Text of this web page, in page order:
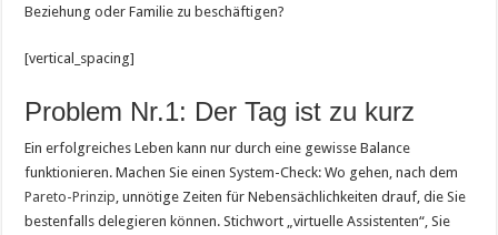
Beziehung oder Familie zu beschäftigen?
[vertical_spacing]
Problem Nr.1: Der Tag ist zu kurz
Ein erfolgreiches Leben kann nur durch eine gewisse Balance
funktionieren. Machen Sie einen System-Check: Wo gehen, nach dem
Pareto-Prinzip, unnötige Zeiten für Nebensächlichkeiten drauf, die Sie
bestenfalls delegieren können. Stichwort „virtuelle Assistenten“, Sie